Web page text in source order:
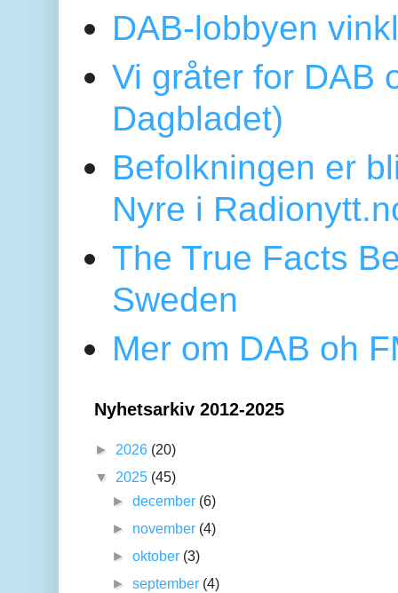
DAB-lobbyen
Vi gråter for DAB
Dagbladet)
Befolkningen er
Nyre i
The True Facts
Sweden
Mer om DAB oh
Nyhetsarkiv 2012-2025
► 2026 (20)
▼ 2025 (45)
►december (6)
► november (4)
►oktober (3)
►september (4)